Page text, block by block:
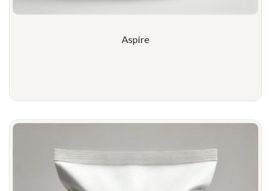
Aspire